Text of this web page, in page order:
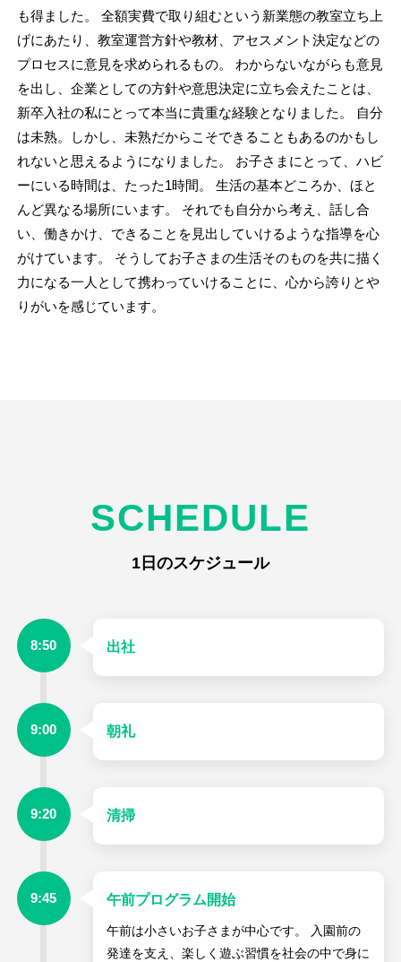
も得ました。 全額実費で取り組むという新業態の教室立ち上
げにあたり、教室運営方針や教材、アセスメント決定などの
プロセスに意見を求められるもの。 わからないながらも意見
を出し、企業としての方針や意思決定に立ち会えたことは、
新卒入社の私にとって本当に貴重な経験となりました。 自分
は未熟。しかし、未熟だからこそできることもあるのかもし
れないと思えるようになりました。 お子さまにとって、ハビ
ーにいる時間は、たった1時間。 生活の基本どころか、ほと
んど異なる場所にいます。 それでも自分から考え、話し合
い、働きかけ、できることを見出していけるような指導を心
がけています。 そうしてお子さまの生活そのものを共に描く
力になる一人として携わっていけることに、心から誇りとや
りがいを感じています。
SCHEDULE
1日のスケジュール
8:50 出社
9:00 朝礼
9:20 清掃
9:45 午前プログラム開始
午前は小さいお子さまが中心です。 入園前の
発達を支え、楽しく遊ぶ習慣を社会の中で身に